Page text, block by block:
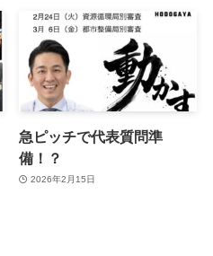
急ピッチで代表質問準
備！？
2026年2月15日